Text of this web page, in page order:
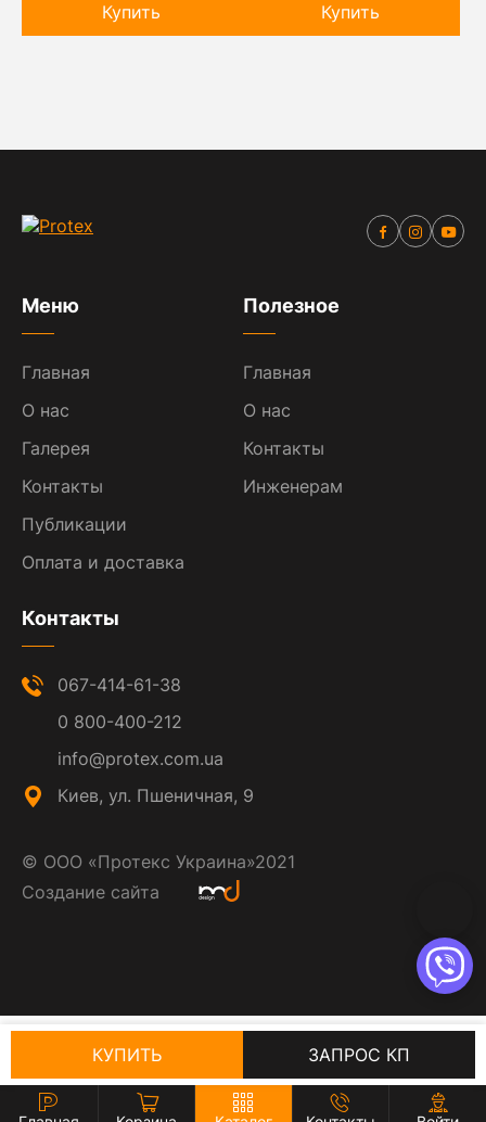
Купить Купить
Меню
Главная
О нас
Галерея
Контакты
Публикации
Оплата и доставка
Полезное
Главная
О нас
Контакты
Инженерам
Контакты
067-414-61-38
0 800-400-212
info@protex.com.ua
Киев, ул. Пшеничная, 9
© ООО «Протекс Украина»2021
Создание сайта
КУПИТЬ ЗАПРОС КП